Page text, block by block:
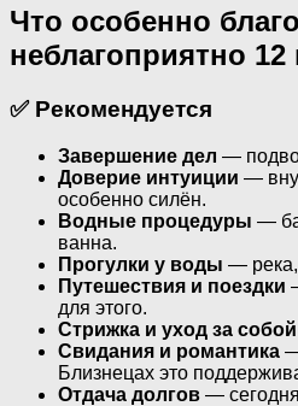
Что особенно
неблагоприятно
✅ Рекомендуется
Завершение дел —
Доверие интуиции —
особенно силён.
Водные процедуры —
ванна.
Прогулки у воды —
Путешествия и поездки
для этого.
Стрижка и уход за собой
Свидания и романтика
Близнецах это
Отдача долгов —